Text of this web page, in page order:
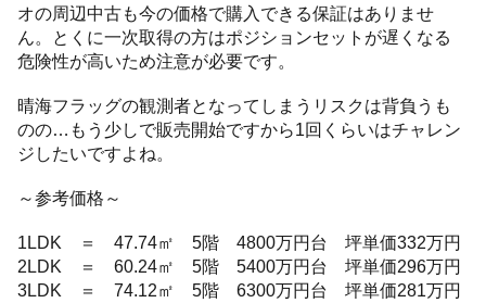
オの周辺中古も今の価格で購入できる保証はありませ
ん。とくに一次取得の方はポジションセットが遅くなる
危険性が高いため注意が必要です。
晴海フラッグの観測者となってしまうリスクは背負うも
のの…もう少しで販売開始ですから1回くらいはチャレン
ジしたいですよね。
～参考価格～
1LDK ＝ 47.74㎡ 5階 4800万円台 坪単価332万円
2LDK ＝ 60.24㎡ 5階 5400万円台 坪単価296万円
3LDK ＝ 74.12㎡ 5階 6300万円台 坪単価281万円